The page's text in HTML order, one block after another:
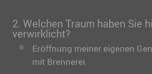
2. Welchen Traum haben Sie
verwirklicht?
Eröffnung meiner eigenen
mit Brennerei.